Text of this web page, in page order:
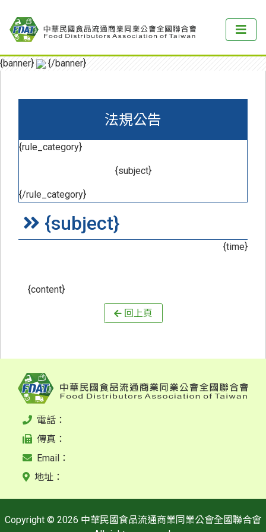
{banner} {/banner}
法規公告
{rule_category}
{subject}
{/rule_category}
{subject}
{time}
{content}
回上頁
電話：
傳真：
Email：
地址：
Copyright © 2026 中華民國食品流通商業同業公會全國聯合會